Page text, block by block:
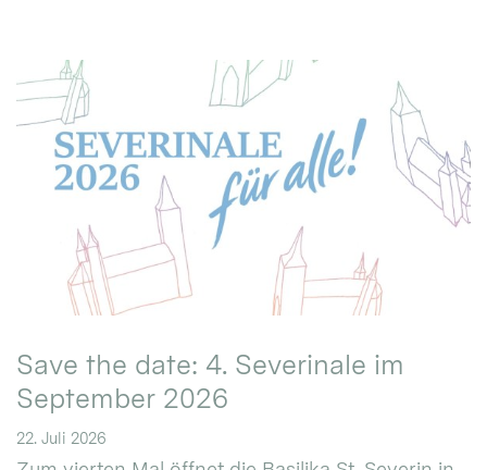
Save the date: 4. Severinale im
September 2026
22. Juli 2026